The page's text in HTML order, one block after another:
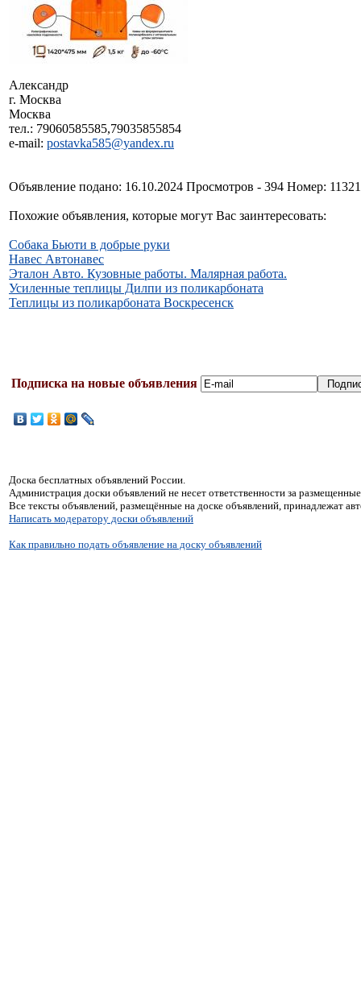
Александр
г. Москва
Москва
тел.: 79060585585,79035855854
e-mail: postavka585@yandex.ru
Объявление подано: 16.10.2024 Просмотров - 394 Номер:
Похожие объявления, которые могут Вас заинтересовать:
Собака Бьюти в добрые руки
Навес Автонавес
Эталон Авто. Кузовные работы. Малярная работа.
Усиленные теплицы Дилпи из поликарбоната
Теплицы из поликарбоната Воскресенск
Подписка на новые объявления
Доска бесплатных объявлений России.
Администрация доски объявлений не несет ответственности за
Все тексты объявлений, размещённые на доске объявлений, принадлежат
Написать модератору доски объявлений
Как правильно подать объявление на доску объявлений